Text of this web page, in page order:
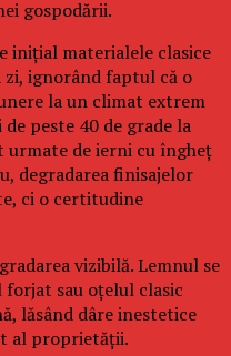
gospodării.
inițial materialele clasice
ignorând faptul că o
la un climat extrem
peste 40 de grade la
urmate de ierni cu îngheț
degradarea finisajelor
ci o certitudine
vizibilă. Lemnul se
forjat sau oțelul clasic
lăsând dâre inestetice
al proprietății.